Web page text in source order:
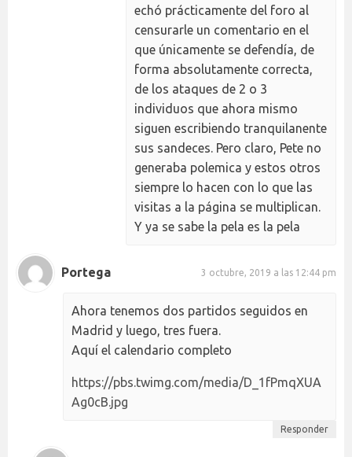
echó prácticamente del foro al
censurarle un comentario en el
que únicamente se defendía, de
forma absolutamente correcta,
de los ataques de 2 o 3
individuos que ahora mismo
siguen escribiendo tranquilanente
sus sandeces. Pero claro, Pete no
generaba polemica y estos otros
siempre lo hacen con lo que las
visitas a la página se multiplican.
Y ya se sabe la pela es la pela
Portega 3 octubre, 2019 a las 12:44 pm
Ahora tenemos dos partidos seguidos en
Madrid y luego, tres fuera.
Aquí el calendario completo
https://pbs.twimg.com/media/D_1fPmqXUA
Ag0cB.jpg
Responder